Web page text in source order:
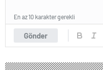
Gönder
En az 10 karakter gerekli